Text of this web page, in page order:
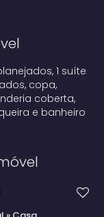
1 suíte
copa,
coberta,
e banheiro